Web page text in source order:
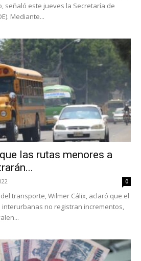
señaló este jueves la Secretaría de
Mediante...
las rutas menores a
0
transporte, Wilmer Cálix, aclaró que el
interurbanas no registran incrementos,